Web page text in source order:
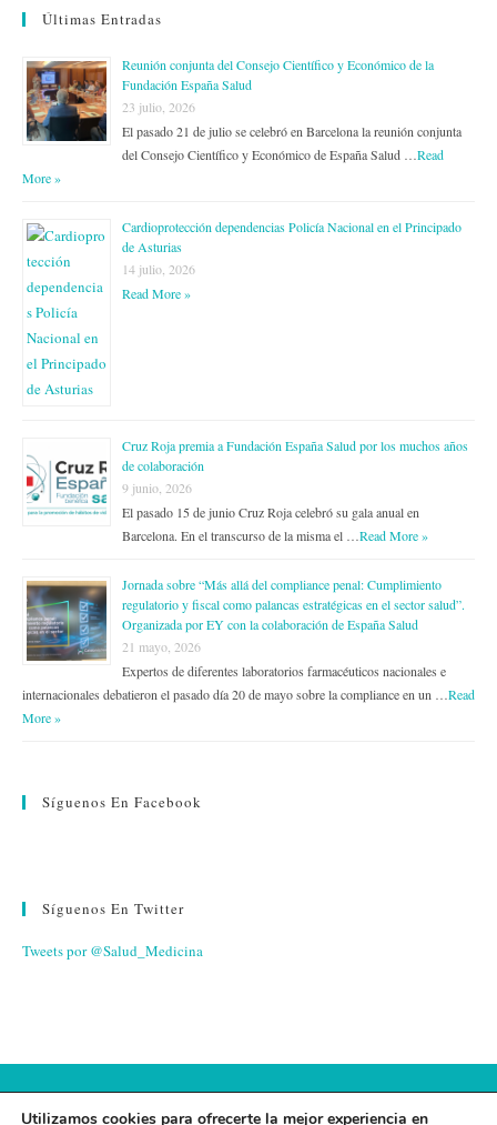
Últimas Entradas
Reunión conjunta del Consejo Científico y Económico de la
Fundación España Salud
23 julio, 2026
El pasado 21 de julio se celebró en Barcelona la reunión conjunta
del Consejo Científico y Económico de España Salud … Read
More »
Cardioprotección dependencias Policía Nacional en el Principado
de Asturias
14 julio, 2026
Read More »
Cruz Roja premia a Fundación España Salud por los muchos años
de colaboración
9 junio, 2026
El pasado 15 de junio Cruz Roja celebró su gala anual en
Barcelona. En el transcurso de la misma el … Read More »
Jornada sobre “Más allá del compliance penal: Cumplimiento
regulatorio y fiscal como palancas estratégicas en el sector salud”.
Organizada por EY con la colaboración de España Salud
21 mayo, 2026
Expertos de diferentes laboratorios farmacéuticos nacionales e
internacionales debatieron el pasado día 20 de mayo sobre la compliance en un … Read
More »
Síguenos En Facebook
Síguenos En Twitter
Tweets por @Salud_Medicina
Utilizamos cookies para ofrecerte la mejor experiencia en